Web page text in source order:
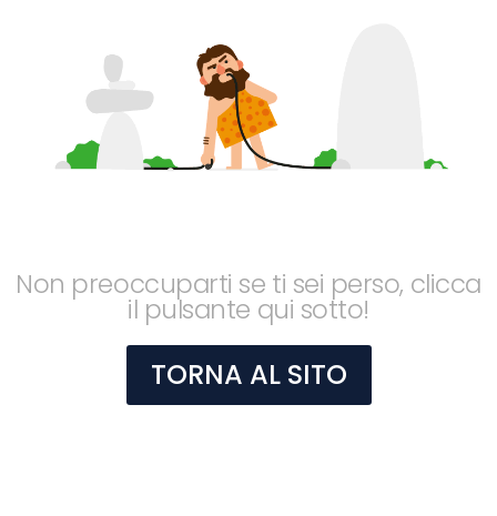
Non preoccuparti se ti sei perso, clicca
il pulsante qui sotto!
TORNA AL SITO